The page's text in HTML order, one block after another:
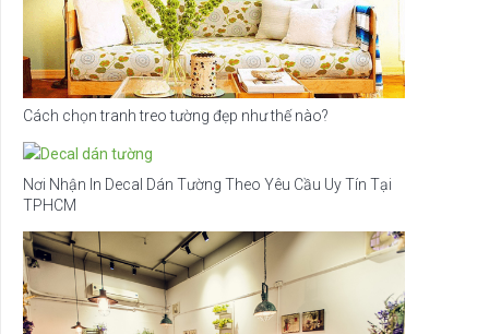
Cách chọn tranh treo tường đẹp như thế nào?
Nơi Nhận In Decal Dán Tường Theo Yêu Cầu Uy Tín Tại
TPHCM